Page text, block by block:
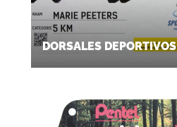
DORSALES DEPORTIVOS